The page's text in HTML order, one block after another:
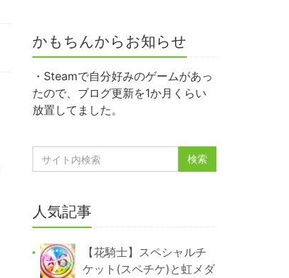
かもちんからお知らせ
・Steamで自分好みのゲームがあっ
たので、ブログ更新を1か月くらい
放置してました。
人気記事
【花騎士】スペシャルチ
ケット(スペチケ)と虹メダ